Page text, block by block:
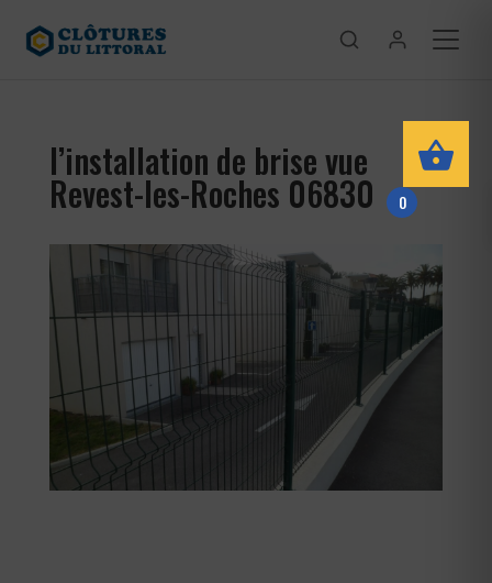
l’installation de brise vue
Revest-les-Roches 06830 0